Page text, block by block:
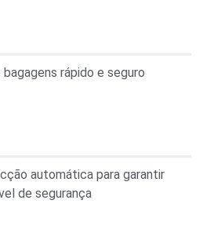
rápido e seguro
automática para garantir
de segurança